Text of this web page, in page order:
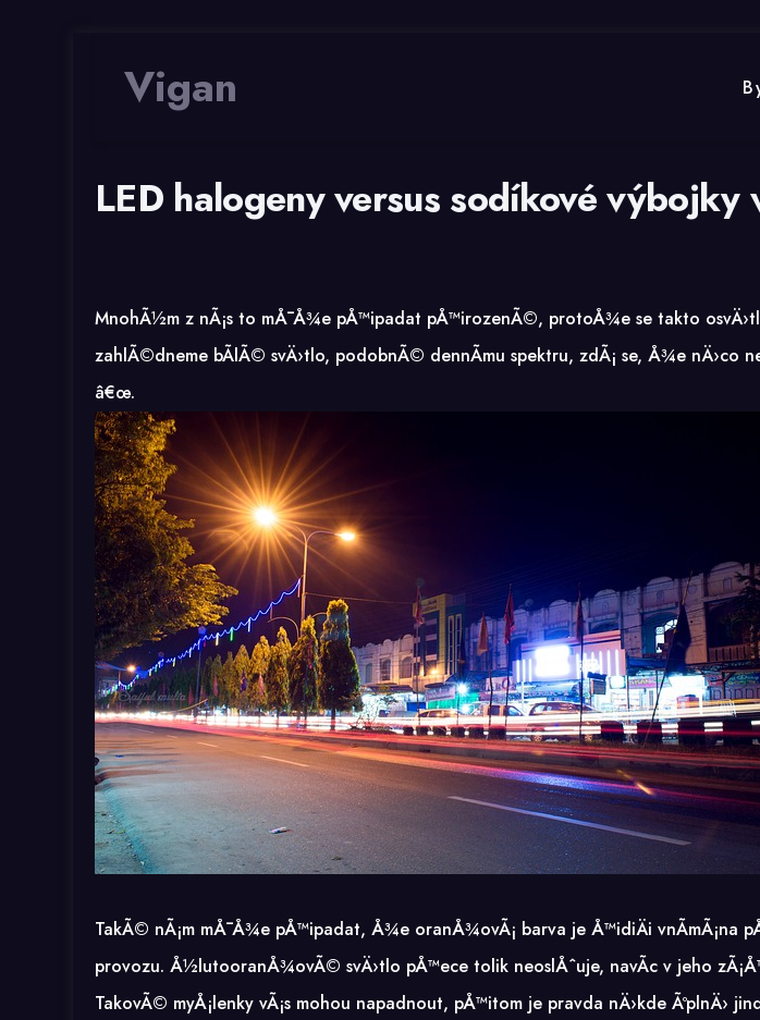
Vigan
LED halogeny versus sodíkové výbojky
MnohÃ½m z nÃ¡s to mÅ¯Å¾e pÅ™ipadat pÅ™irozenÃ©, protoÅ¾e se takto
zahlÃ©dneme bÃ­lÃ© svÄ›tlo, podobnÃ© dennÃ­mu spektru, zdÃ¡ se, Å¾e
â€œ.
TakÃ© nÃ¡m mÅ¯Å¾e pÅ™ipadat, Å¾e oranÅ¾ovÃ¡ barva je Å™idiÄi vnÃ­mÃ¡na
provozu. Å½lutooranÅ¾ovÃ© svÄ›tlo pÅ™ece tolik neoslÅˆuje, navÃ­c v jeho
TakovÃ© myÅ¡lenky vÃ¡s mohou napadnout, pÅ™itom je pravda nÄ›kde ÃºplnÄ›